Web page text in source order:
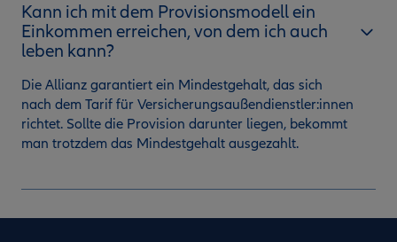
Kann ich mit dem Provisionsmodell ein
Einkommen erreichen, von dem ich auch
leben kann?
Die Allianz garantiert ein Mindestgehalt, das sich
nach dem Tarif für Versicherungsaußendienstler:innen
richtet. Sollte die Provision darunter liegen, bekommt
man trotzdem das Mindestgehalt ausgezahlt.